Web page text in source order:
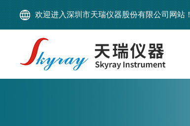
欢迎进入深圳市天瑞仪器股份有限公司网站！